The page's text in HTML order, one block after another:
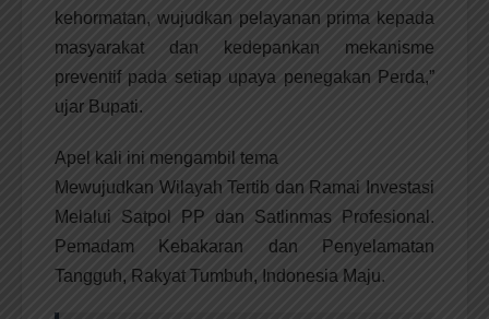
kehormatan, wujudkan pelayanan prima kepada
masyarakat dan kedepankan mekanisme
preventif pada setiap upaya penegakan Perda,”
ujar Bupati.
Apel kali ini mengambil tema
Mewujudkan Wilayah Tertib dan Ramai Investasi
Melalui Satpol PP dan Satlinmas Profesional.
Pemadam Kebakaran dan Penyelamatan
Tangguh, Rakyat Tumbuh, Indonesia Maju.